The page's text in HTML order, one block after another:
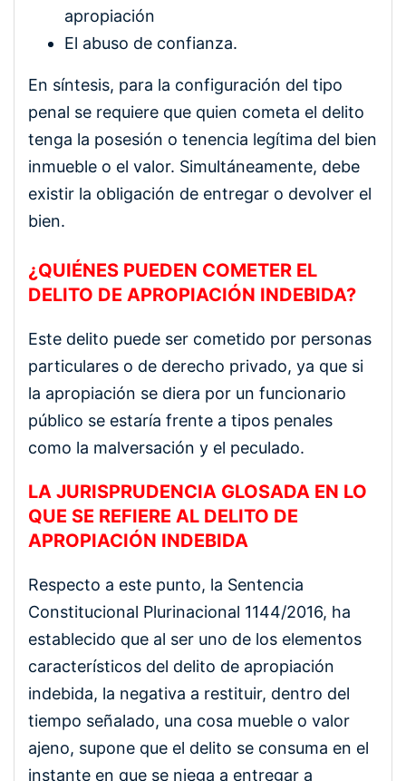
apropiación
El abuso de confianza.
En síntesis, para la configuración del tipo
penal se requiere que quien cometa el delito
tenga la posesión o tenencia legítima del bien
inmueble o el valor. Simultáneamente, debe
existir la obligación de entregar o devolver el
bien.
¿QUIÉNES PUEDEN COMETER EL
DELITO DE APROPIACIÓN INDEBIDA?
Este delito puede ser cometido por personas
particulares o de derecho privado, ya que si
la apropiación se diera por un funcionario
público se estaría frente a tipos penales
como la malversación y el peculado.
LA JURISPRUDENCIA GLOSADA EN LO
QUE SE REFIERE AL DELITO DE
APROPIACIÓN INDEBIDA
Respecto a este punto, la Sentencia
Constitucional Plurinacional 1144/2016, ha
establecido que al ser uno de los elementos
característicos del delito de apropiación
indebida, la negativa a restituir, dentro del
tiempo señalado, una cosa mueble o valor
ajeno, supone que el delito se consuma en el
instante en que se niega a entregar a